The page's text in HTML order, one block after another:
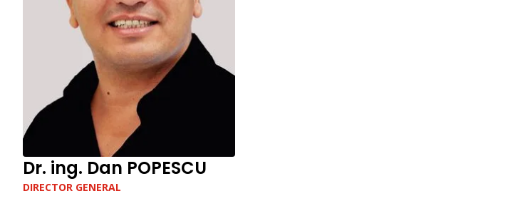
Dr. ing. Dan POPESCU
DIRECTOR GENERAL